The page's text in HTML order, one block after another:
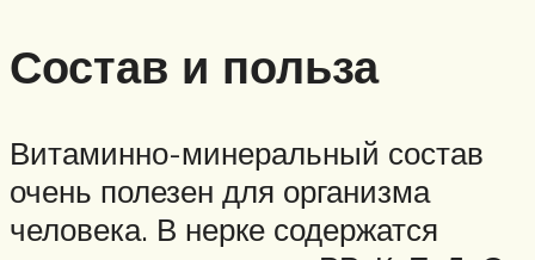
Состав и польза
Витаминно-минеральный состав
очень полезен для организма
человека. В нерке содержатся